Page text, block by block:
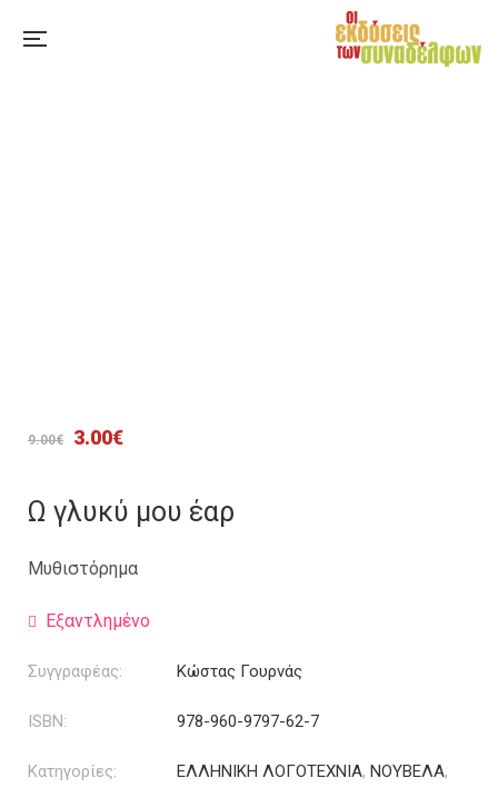
9.00€
Original
was:
3.00€Η
τιμή
είναι:
3.00€.
Ω γλυκύ μου έαρ
Μυθιστόρημα
Εξαντλημένο
Συγγραφέας: Κώστας Γουρνάς
ISBN: 978-960-9797-62-7
Κατηγορίες: ΕΛΛΗΝΙΚΗ ΛΟΓΟΤΕΧΝΙΑ, ΝΟΥΒΕΛΑ,